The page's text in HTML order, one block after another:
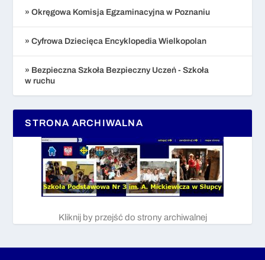
» Okręgowa Komisja Egzaminacyjna w Poznaniu
» Cyfrowa Dziecięca Encyklopedia Wielkopolan
» Bezpieczna Szkoła Bezpieczny Uczeń - Szkoła
w ruchu
STRONA ARCHIWALNA
Kliknij by przejść do strony archiwalnej